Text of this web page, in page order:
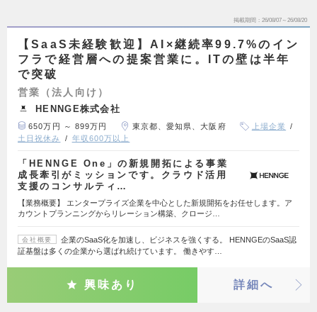
掲載期間 26/08/07～26/08/20
【SaaS未経験歓迎】AI×継続率99.7%のイン
フラで経営層への提案営業に。ITの壁は半年
で突破
営業（法人向け）
HENNGE株式会社
650万円 ～ 899万円 東京都、愛知県、大阪府
上場企業
土日祝休み
年収600万以上
「HENNGE One」の新規開拓による事業
成長牽引がミッションです。クラウド活用
支援のコンサルティ…
【業務概要】 エンタープライズ企業を中心とした新規開拓をお任せします。ア
カウントプランニングからリレーション構築、クロージ…
会社概要
企業のSaaS化を加速し、ビジネスを強くする。 HENNGEのSaaS認
証基盤は多くの企業から選ばれ続けています。 働きやす…
興味あり 詳細へ